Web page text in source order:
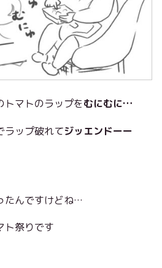
トマトのラップをむにむに…
ラップ破れてジッエンドーー
たんですけどね…
ト祭りです